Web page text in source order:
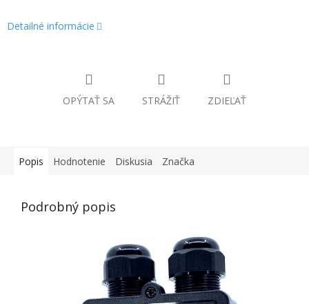
Detailné informácie
OPÝTAŤ SA STRÁŽIŤ ZDIEĽAŤ
Popis Hodnotenie Diskusia Značka
Podrobný popis